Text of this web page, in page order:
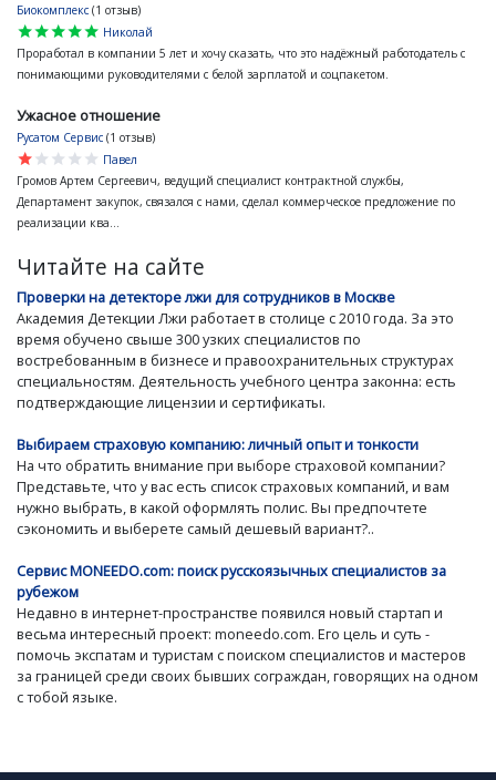
Биокомплекс (1 отзыв)
star
star
star
star
star
Николай
Проработал в компании 5 лет и хочу сказать, что это надёжный работодатель с
понимающими руководителями с белой зарплатой и соцпакетом.
Ужасное отношение
Русатом Сервис (1 отзыв)
star
star
star
star
star
Павел
Громов Артем Сергеевич, ведущий специалист контрактной службы,
Департамент закупок, связался с нами, сделал коммерческое предложение по
реализации ква...
Читайте на сайте
Проверки на детекторе лжи для сотрудников в Москве
Академия Детекции Лжи работает в столице с 2010 года. За это
время обучено свыше 300 узких специалистов по
востребованным в бизнесе и правоохранительных структурах
специальностям. Деятельность учебного центра законна: есть
подтверждающие лицензии и сертификаты.
Выбираем страховую компанию: личный опыт и тонкости
На что обратить внимание при выборе страховой компании?
Представьте, что у вас есть список страховых компаний, и вам
нужно выбрать, в какой оформлять полис. Вы предпочтете
сэкономить и выберете самый дешевый вариант?..
Сервис MONEEDO.com: поиск русскоязычных специалистов за
рубежом
Недавно в интернет-пространстве появился новый стартап и
весьма интересный проект: moneedo.com. Его цель и суть -
помочь экспатам и туристам с поиском специалистов и мастеров
за границей среди своих бывших сограждан, говорящих на одном
с тобой языке.